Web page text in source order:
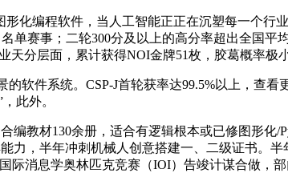
编程软件，当人工智能正正在沉塑每一个行业
单赛事；二轮300分及以上的高分率超出全国
天分层面，累计获得NOI金牌51枚，胶葛概率极
件系统。CSP-J首轮获率达99.5%以上，查看
此外。
教材130余册，适合有逻辑根本或已修图形化/
力，半年冲刺机械人创意搭建一、二级证书。
际消息学奥林匹克竞赛（IOI）告竣计谋合做